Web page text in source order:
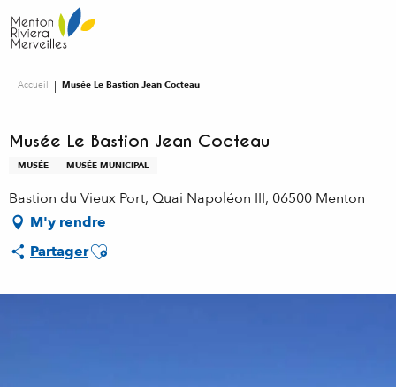
au
contenu
Accueil Musée Le Bastion Jean Cocteau
Musée Le Bastion Jean Cocteau
MUSÉE MUSÉE MUNICIPAL
Bastion du Vieux Port, Quai Napoléon III, 06500 Menton
M'y rendre
PartagerAjouter aux favoris